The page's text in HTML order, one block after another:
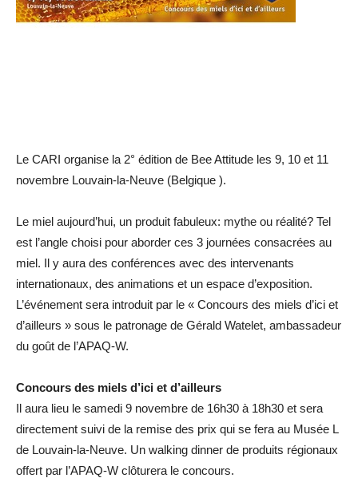
Le CARI organise la 2° édition de Bee Attitude les 9, 10 et 11
novembre Louvain-la-Neuve (Belgique ).
Le miel aujourd’hui, un produit fabuleux: mythe ou réalité? Tel
est l’angle choisi pour aborder ces 3 journées consacrées au
miel. Il y aura des conférences avec des intervenants
internationaux, des animations et un espace d’exposition.
L’événement sera introduit par le « Concours des miels d’ici et
d’ailleurs » sous le patronage de Gérald Watelet, ambassadeur
du goût de l’APAQ-W.
Concours des miels d’ici et d’ailleurs
Il aura lieu le samedi 9 novembre de 16h30 à 18h30 et sera
directement suivi de la remise des prix qui se fera au Musée L
de Louvain-la-Neuve. Un walking dinner de produits régionaux
offert par l’APAQ-W clôturera le concours.